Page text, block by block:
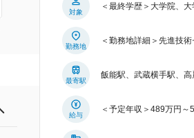
対象
＜最終学歴＞大学院、
勤務地
＜勤務地詳細＞先進技
最寄駅
飯能駅、武蔵横手駅、高
給与
＜予定年収＞489万円